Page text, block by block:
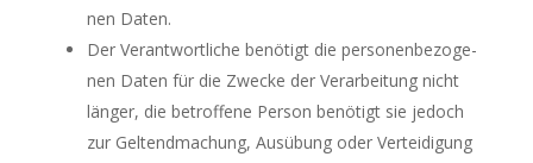
nen Daten.
Der Ver­ant­wort­li­che benö­tigt die per­so­nen­be­zo­ge­
nen Daten für die Zwe­cke der Ver­ar­bei­tung nicht
län­ger, die betrof­fe­ne Per­son benö­tigt sie jedoch
zur Gel­tend­ma­chung, Aus­übung oder Ver­tei­di­gung